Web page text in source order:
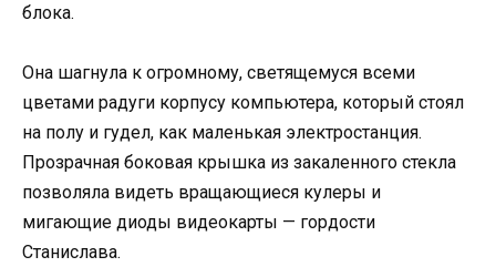
блока.
Она шагнула к огромному, светящемуся всеми
цветами радуги корпусу компьютера, который стоял
на полу и гудел, как маленькая электростанция.
Прозрачная боковая крышка из закаленного стекла
позволяла видеть вращающиеся кулеры и
мигающие диоды видеокарты — гордости
Станислава.